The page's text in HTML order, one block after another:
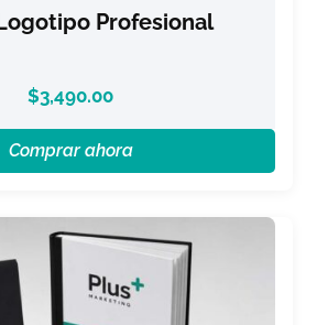
Profesional
$3,490.00
Comprar ahora